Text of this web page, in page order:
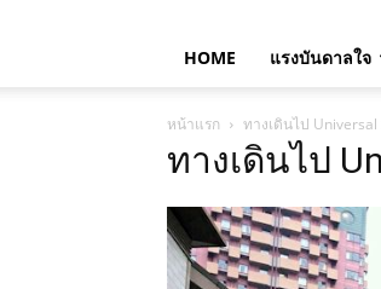
HOME แรงบันดาลใจ
หน้าแรก ทางเดินไป Universal
ทางเดินไป